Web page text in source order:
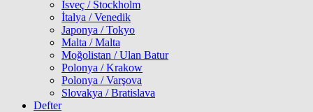
İsveç / Stockholm
İtalya / Venedik
Japonya / Tokyo
Malta / Malta
Moğolistan / Ulan Batur
Polonya / Krakow
Polonya / Varşova
Slovakya / Bratislava
Defter